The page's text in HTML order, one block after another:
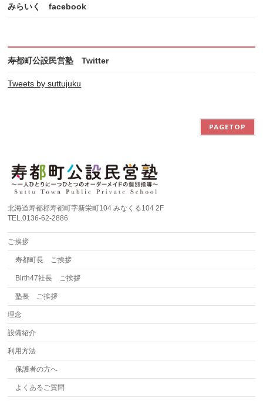
みらいく facebook
寿都町公設民営塾 Twitter
Tweets by suttujuku
PAGETOP
北海道寿都郡寿都町字新栄町104 みなくる104 2F
TEL.0136-62-2886
ご挨拶
寿都町長 ご挨拶
Birth47社長 ご挨拶
塾長 ご挨拶
理念
設備紹介
利用方法
保護者の方へ
よくあるご質問